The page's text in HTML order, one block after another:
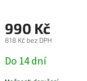
990 Kč
818 Kč bez DPH
cena:
Do 14 dní